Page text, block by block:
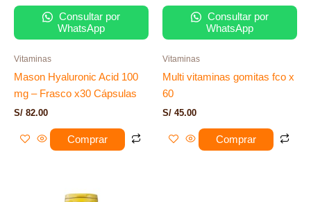
Consultar por
WhatsApp
Vitaminas
Mason Hyaluronic Acid 100
mg – Frasco x30 Cápsulas
S/ 82.00
Comprar
Consultar por
WhatsApp
Vitaminas
Multi vitaminas gomitas fco x
60
S/ 45.00
Comprar